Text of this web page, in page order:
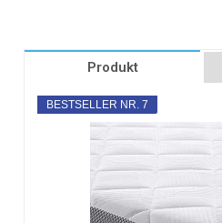
Produkt
BESTSELLER NR. 7